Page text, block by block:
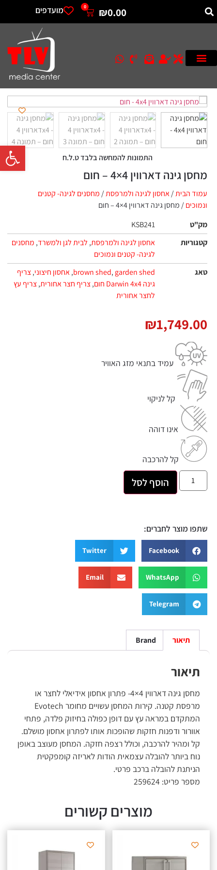
פתח
₪0.00
0 מועדפים
התמונות להמחשה בלבד ט.ל.ח
מחסן גינה דארווין 4×4 – חום
עמוד הבית/אחסון לגינה ולמרפסת/מחסנים לגינה- קטנים
ונמוכים/ מחסן גינה דארווין 4×4 – חום
מק"ט
KSB241
קטגוריות
אחסון לגינה ולמרפסת, לבית לגן ולמשרד, מחסנים
לגינה- קטנים ונמוכים
טאג
brown shed, garden shed
,אחסון חיצוני,צריף
גינה Darwin 4x4 חום
,צריף חצר אחורית,צריף עץ
לחצר אחורית
₪1,749.00
עמיד בתנאי מזג האוויר
קל לניקוי
אינו דוהה
קל להרכבה
הוסף לסל
שתפו מוצר לחברים:
Facebook
Twitter
WhatsApp
Email
Telegram
תיאור Brand
תיאור
מחסן גינה דארווין 4×4- פתרון אחסון אידיאלי לחצר או
מרפסת קטנה. קירות המחסן עשויים מחומר Evotech
המתקדם במראה עץ עם דופן כפולה בחיזוק פלדה, פתחי
אוורור ודפנות חזקות שהופכות אותו לפתרון אחסון מושלם.
קל ומהיר להרכבה, וכולל רצפה חזקה. המחסן מעוצב באופן
נוח ביותר להובלה עצמאית הודות לאריזה קומפקטית
הניתנת להובלה ברכב פרטי.
מספר פריט: 259624
מוצרים קשורים